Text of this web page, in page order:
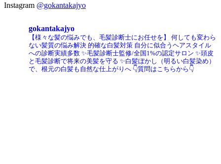
Instagram @gokantakajyo
gokantakajyo
【様々な髪の悩みでも、毛髪診断士にお任せを】
何しても変わら
ない髪質の悩み解決 的確な白髪対策 自分に似合うヘアスタイル
への診断実績多数 ✨毛髪診断士監修/全国1%の認定サロン ✨頭皮
と毛髪診断で将来の美髪を守る ✨白髪ぼかし（明るい白髪染め）
で、根元の白髪も自然な仕上がりへ 👇質問はこちらから👇